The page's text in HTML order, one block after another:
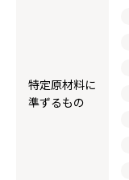
特定原材料に
準ずるもの